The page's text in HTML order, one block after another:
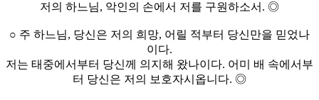
저의 하느님, 악인의 손에서 저를 구원하소서. ◎
○ 주 하느님, 당신은 저의 희망, 어릴 적부터 당신만을 믿었나
이다.
저는 태중에서부터 당신께 의지해 왔나이다. 어미 배 속에서부
터 당신은 저의 보호자시옵니다. ◎